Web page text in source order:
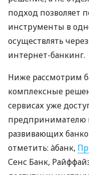
подход позволяет
инструменты в
осуществлять
интернет-банкинг.
Ниже рассмотрим
комплексные
сервисах уже
предпринимателю
развивающих
отметить: àбанк,
Сенс Банк,